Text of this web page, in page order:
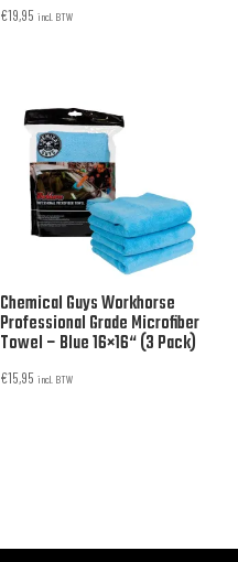
€19,95 incl. BTW
Chemical Guys Workhorse
Professional Grade Microfiber
Towel – Blue 16×16“ (3 Pack)
€15,95 incl. BTW